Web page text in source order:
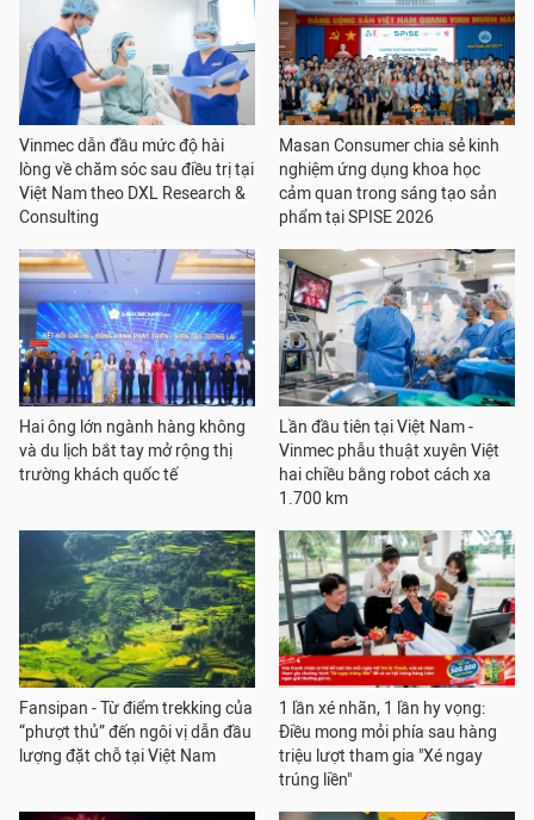
Vinmec dẫn đầu mức độ hài
lòng về chăm sóc sau điều trị tại
Việt Nam theo DXL Research &
Consulting
Masan Consumer chia sẻ kinh
nghiệm ứng dụng khoa học
cảm quan trong sáng tạo sản
phẩm tại SPISE 2026
Hai ông lớn ngành hàng không
và du lịch bắt tay mở rộng thị
trường khách quốc tế
Lần đầu tiên tại Việt Nam -
Vinmec phẫu thuật xuyên Việt
hai chiều bằng robot cách xa
1.700 km
Fansipan - Từ điểm trekking của
“phượt thủ” đến ngôi vị dẫn đầu
lượng đặt chỗ tại Việt Nam
1 lần xé nhãn, 1 lần hy vọng:
Điều mong mỏi phía sau hàng
triệu lượt tham gia "Xé ngay
trúng liền"